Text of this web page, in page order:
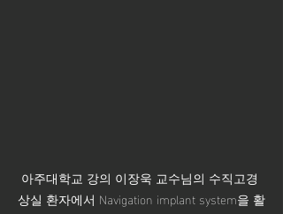
아주대학교 강의 이장욱 교수님의 수직고경
상실 환자에서 Navigation implant system을 활